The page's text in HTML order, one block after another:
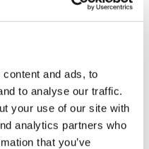
and ads, to
to analyse our traffic.
your use of our site with
analytics partners who
that you’ve
Clinic
einer bei TÜRSAB
A (Zertifikatsnummer:
einer im
Gesundheitseinrichtung